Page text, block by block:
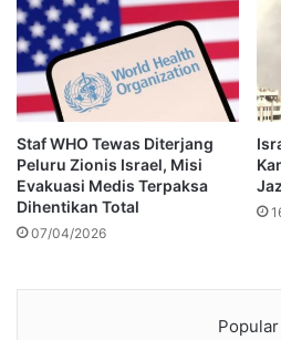
Staf WHO Tewas Diterjang
Peluru Zionis Israel, Misi
Evakuasi Medis Terpaksa
Dihentikan Total
07/04/2026
Popular